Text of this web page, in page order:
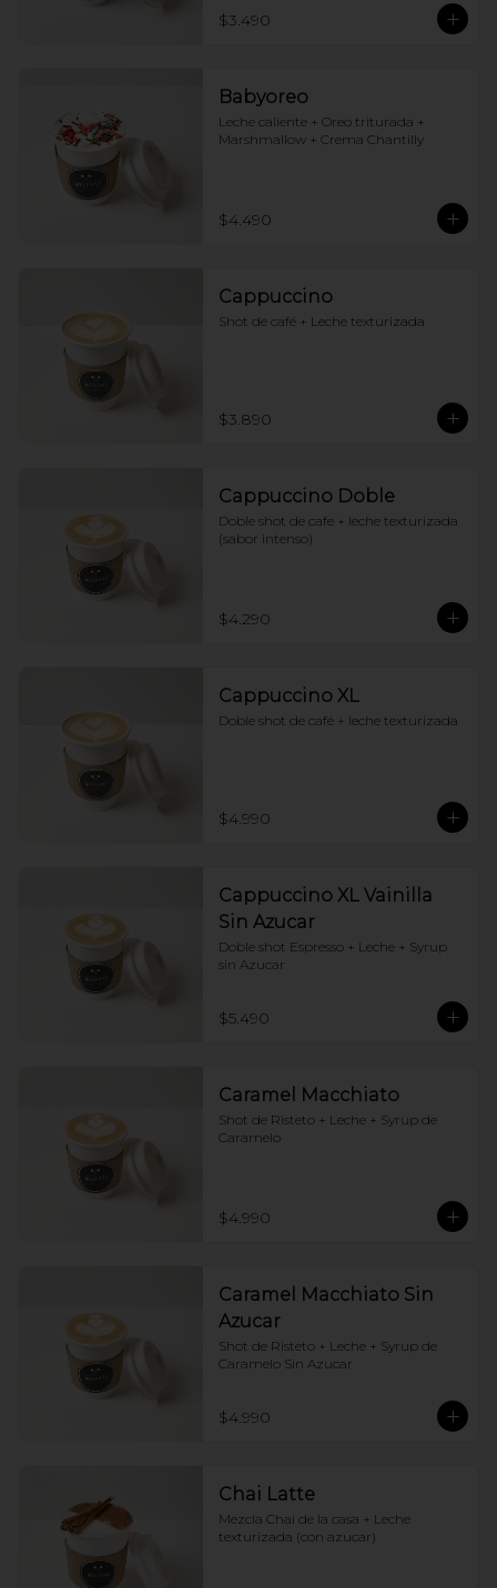
$3.490
Babyoreo
Leche caliente + Oreo triturada +
Marshmallow + Crema Chantilly
$4.490
Cappuccino
Shot de café + Leche texturizada
$3.890
Cappuccino Doble
Doble shot de cafe + leche texturizada
(sabor intenso)
$4.290
Cappuccino XL
Doble shot de café + leche texturizada
$4.990
Cappuccino XL Vainilla
Sin Azucar
Doble shot Espresso + Leche + Syrup
sin Azucar
$5.490
Caramel Macchiato
Shot de Risteto + Leche + Syrup de
Caramelo
$4.990
Caramel Macchiato Sin
Azucar
Shot de Risteto + Leche + Syrup de
Caramelo Sin Azucar
$4.990
Chai Latte
Mezcla Chai de la casa + Leche
texturizada (con azucar)